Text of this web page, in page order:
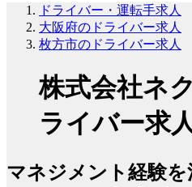
ドライバー・運転手求人
大阪府のドライバー求人
枚方市のドライバー求人
株式会社ネ
ライバー求
マネジメント経験を